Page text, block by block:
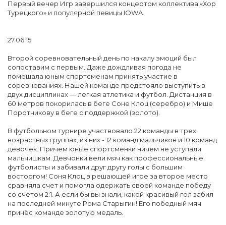
Первый вечер Игр завершился концертом коллектива «Хор
Турецкого» и популярной певицы IOWA.
27.06.15
Второй соревновательный день по накалу эмоций был
сопоставим с первым. Даже дождливая погода не
помешала юным спортсменам принять участие в
соревнованиях. Нашей команде предстояло выступить в
двух дисциплинах — легкая атлетика и футбол. Дистанция в
60 метров покорилась в беге Соне Клоц (серебро) и Мише
Поротникову в беге с поддержкой (золото).
В футбольном турнире участвовало 22 команды в трех
возрастных группах, из них - 12 команд мальчиков и 10 команд
девочек. Причем юные спортсменки ничем не уступали
мальчишкам. Девчонки вели мяч как профессиональные
футболисты и забивали друг другу голы с большим
восторгом! Соня Клоц в решающей игре за второе место
сравняла счет и помогла одержать своей команде победу
со счетом 2:1. А если бы вы знали, какой красивый гол забил
на последней минуте Рома Старыгин! Его победный мяч
принёс команде золотую медаль.